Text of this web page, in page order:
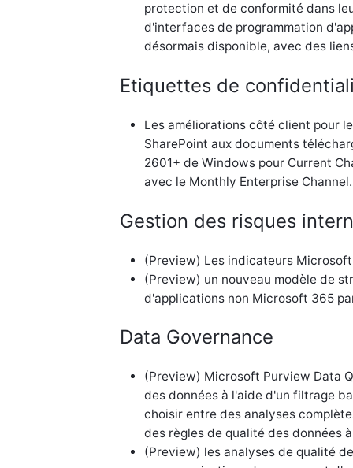
protection et de conformité dans
d'interfaces de programmation
désormais disponible, avec des
Etiquettes de
Les améliorations côté client pour
SharePoint aux documents
2601+ de Windows pour Current
avec le Monthly Enterprise Channel.
Gestion des risques
(Preview) Les indicateurs
(Preview) un nouveau modèle de
d'applications non Microsoft 365
Data Governance
(Preview) Microsoft Purview Data
des données à l'aide d'un filtrage
choisir entre des analyses
des règles de qualité des données
(Preview) les analyses de qualité